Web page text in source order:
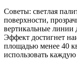
Советы: светлая
поверхности,
вертикальные линии
Эффект достигнет
площадью менее 40
использовать